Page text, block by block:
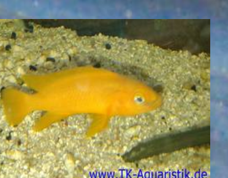
Taganjika
Goldcichlide
–
Neolamprologus
leleupi